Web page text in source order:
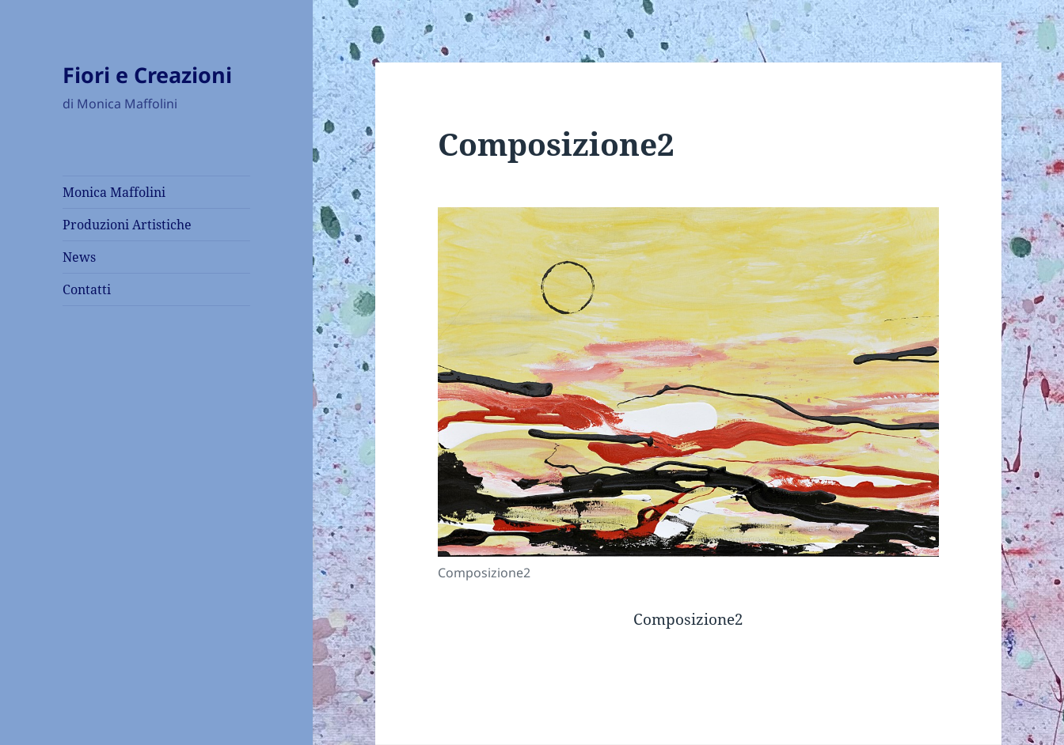
Fiori e Creazioni
di Monica Maffolini
Monica Maffolini
Produzioni Artistiche
News
Contatti
Composizione2
Composizione2
Composizione2